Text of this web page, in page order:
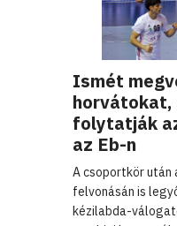
Ismét
horvátokat,
folytatják
az Eb-n
A csoportkör után
felvonásán is
kézilabda-